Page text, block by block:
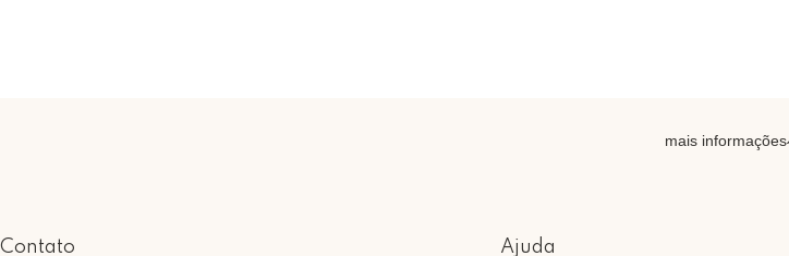
mais informações
Contato Ajuda